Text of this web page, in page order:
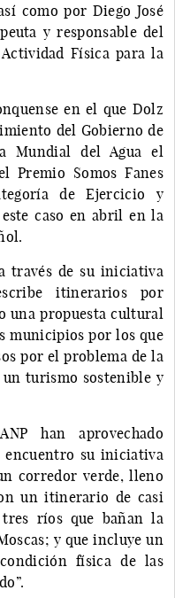
como por Diego José
y responsable del
Física para la
en el que Dolz
del Gobierno de
Mundial del Agua el
Premio Somos Fanes
de Ejercicio y
caso en abril en la
través de su iniciativa
itinerarios por
una propuesta cultural
municipios por los que
por el problema de la
turismo sostenible y
han aprovechado
encuentro su iniciativa
corredor verde, lleno
un itinerario de casi
ríos que bañan la
y que incluye un
física de las